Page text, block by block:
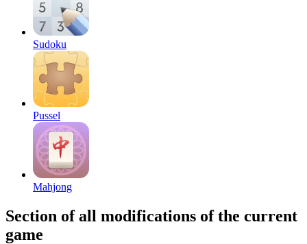
Sudoku
Pussel
Mahjong
Section of all modifications of the current
game